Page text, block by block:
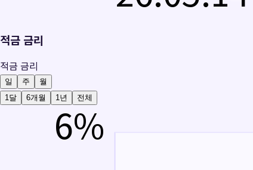
적금 금리
적금 금리
일 주
월
1달
6개월 1년 전체
6%